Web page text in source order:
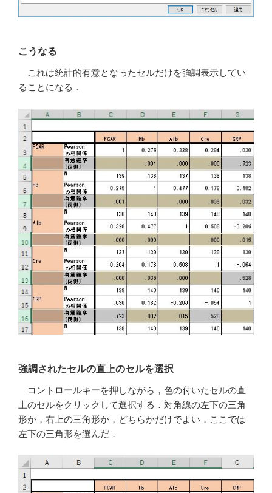
こうなる
これは統計的有意となったセルだけを強調表示してい
ることになる．
強調されたセルの直上のセルを選択
コントロールキーを押しながら，色の付いたセルの直
上のセルをクリックして選択する．対角線の左下の三角
形か，右上の三角形か，どちらかだけでよい．ここでは
左下の三角形を選んだ．